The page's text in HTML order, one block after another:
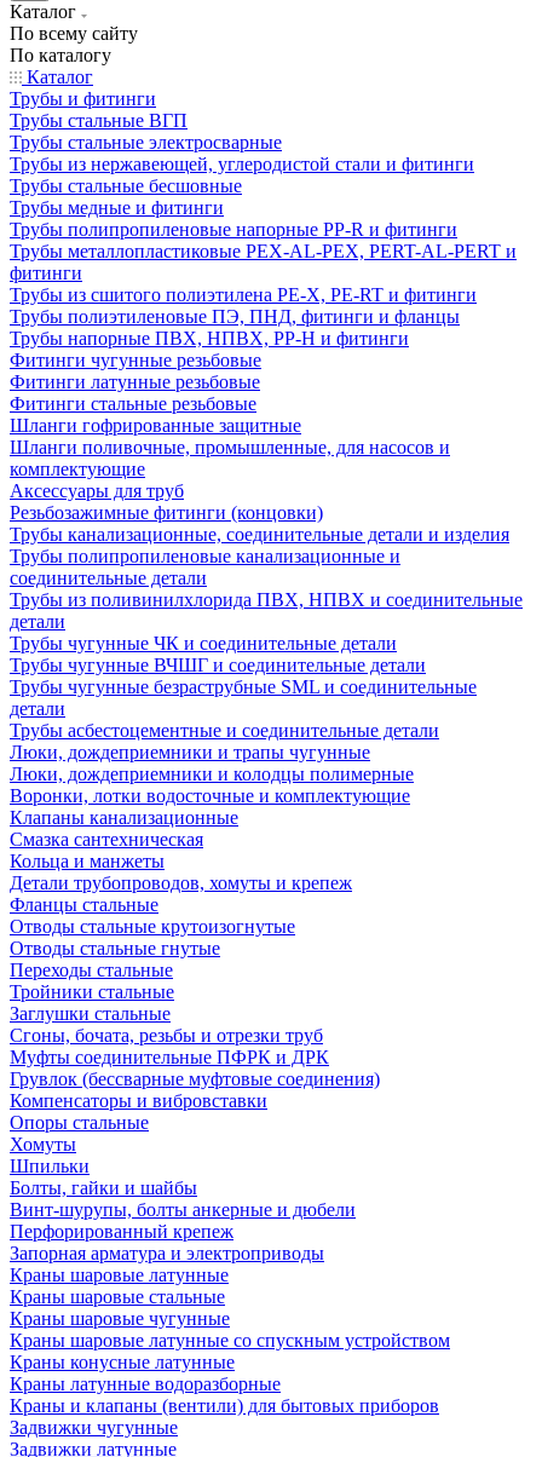
Каталог
По всему сайту
По каталогу
Каталог
Трубы и фитинги
Трубы стальные ВГП
Трубы стальные электросварные
Трубы из нержавеющей, углеродистой стали и фитинги
Трубы стальные бесшовные
Трубы медные и фитинги
Трубы полипропиленовые напорные PP-R и фитинги
Трубы металлопластиковые PEX-AL-PEX, PERT-AL-PERT и
фитинги
Трубы из сшитого полиэтилена PE-X, PE-RT и фитинги
Трубы полиэтиленовые ПЭ, ПНД, фитинги и фланцы
Трубы напорные ПВХ, НПВХ, PP-H и фитинги
Фитинги чугунные резьбовые
Фитинги латунные резьбовые
Фитинги стальные резьбовые
Шланги гофрированные защитные
Шланги поливочные, промышленные, для насосов и
комплектующие
Аксессуары для труб
Резьбозажимные фитинги (концовки)
Трубы канализационные, соединительные детали и изделия
Трубы полипропиленовые канализационные и
соединительные детали
Трубы из поливинилхлорида ПВХ, НПВХ и соединительные
детали
Трубы чугунные ЧК и соединительные детали
Трубы чугунные ВЧШГ и соединительные детали
Трубы чугунные безраструбные SML и соединительные
детали
Трубы асбестоцементные и соединительные детали
Люки, дождеприемники и трапы чугунные
Люки, дождеприемники и колодцы полимерные
Воронки, лотки водосточные и комплектующие
Клапаны канализационные
Смазка сантехническая
Кольца и манжеты
Детали трубопроводов, хомуты и крепеж
Фланцы стальные
Отводы стальные крутоизогнутые
Отводы стальные гнутые
Переходы стальные
Тройники стальные
Заглушки стальные
Сгоны, бочата, резьбы и отрезки труб
Муфты соединительные ПФРК и ДРК
Грувлок (бессварные муфтовые соединения)
Компенсаторы и вибровставки
Опоры стальные
Хомуты
Шпильки
Болты, гайки и шайбы
Винт-шурупы, болты анкерные и дюбели
Перфорированный крепеж
Запорная арматура и электроприводы
Краны шаровые латунные
Краны шаровые стальные
Краны шаровые чугунные
Краны шаровые латунные со спускным устройством
Краны конусные латунные
Краны латунные водоразборные
Краны и клапаны (вентили) для бытовых приборов
Задвижки чугунные
Задвижки латунные